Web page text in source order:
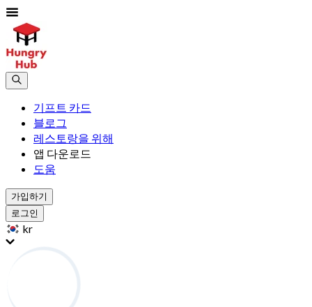
기프트 카드
블로그
레스토랑을 위해
앱 다운로드
도움
가입하기
로그인
kr